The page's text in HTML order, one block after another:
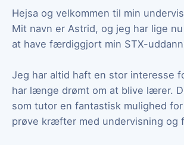
Hejsa og velkommen til min
Mit navn er Astrid, og jeg har lige
at have færdiggjort min STX-
Jeg har altid haft en stor interesse
har længe drømt om at blive lærer.
som tutor en fantastisk mulighed
prøve kræfter med undervisning og